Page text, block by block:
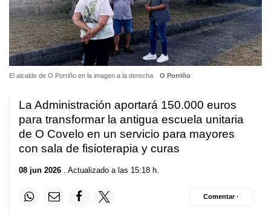
El alcalde de O Porriño en la imagen a la derecha O Porriño
La Administración aportará 150.000 euros
para transformar la antigua escuela unitaria
de O Covelo en un servicio para mayores
con sala de fisioterapia y curas
08 jun 2026 . Actualizado a las 15:18 h.
Comentar ·